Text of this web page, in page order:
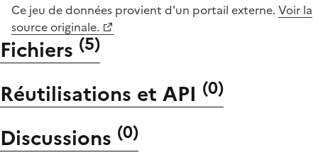
Ce jeu de données provient d'un portail externe. Voir la
source originale.
Fichiers (5)
Réutilisations et API (0)
Discussions (0)